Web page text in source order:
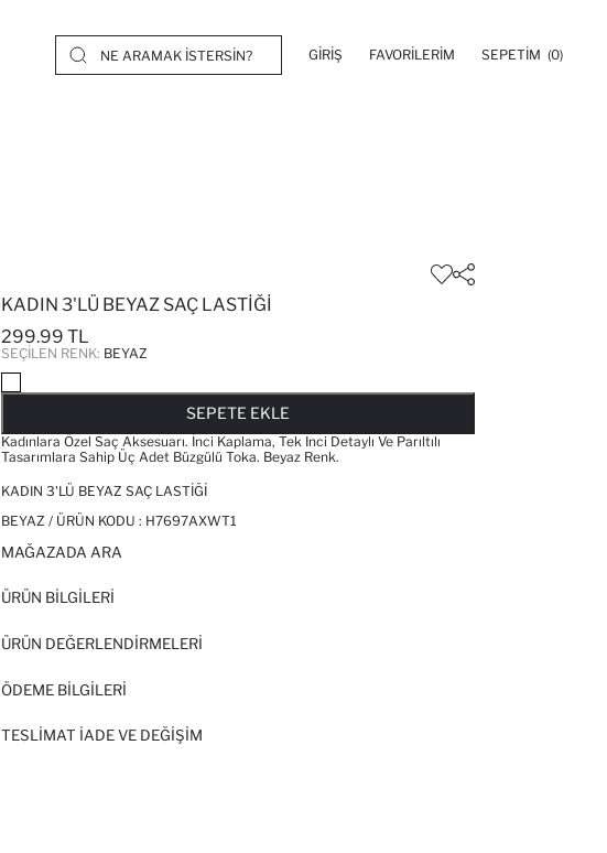
GIRIŞ FAVORILERIM SEPETIM (0)
KADIN 3'LÜ BEYAZ SAÇ LASTIĞI
299.99 TL
SEÇILEN RENK: BEYAZ
SEPETE EKLE
Kadınlara Özel Saç Aksesuarı. İnci Kaplama, Tek Inci Detaylı Ve Parıltılı
Tasarımlara Sahip Üç Adet Büzgülü Toka. Beyaz Renk.
KADIN 3'LÜ BEYAZ SAÇ LASTIĞI
BEYAZ / ÜRÜN KODU : H7697AXWT1
MAĞAZADA ARA
ÜRÜN BILGILERI
ÜRÜN DEĞERLENDİRMELERİ
ÖDEME BİLGİLERİ
TESLIMAT İADE VE DEĞIŞIM